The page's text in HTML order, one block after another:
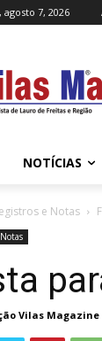
7, 2026
NOTÍCIAS
e Notas
Vilas Magazine